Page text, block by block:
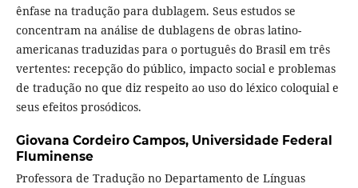
ênfase na tradução para dublagem. Seus estudos se
concentram na análise de dublagens de obras latino-
americanas traduzidas para o português do Brasil em três
vertentes: recepção do público, impacto social e problemas
de tradução no que diz respeito ao uso do léxico coloquial e
seus efeitos prosódicos.
Giovana Cordeiro Campos, Universidade Federal
Fluminense
Professora de Tradução no Departamento de Línguas